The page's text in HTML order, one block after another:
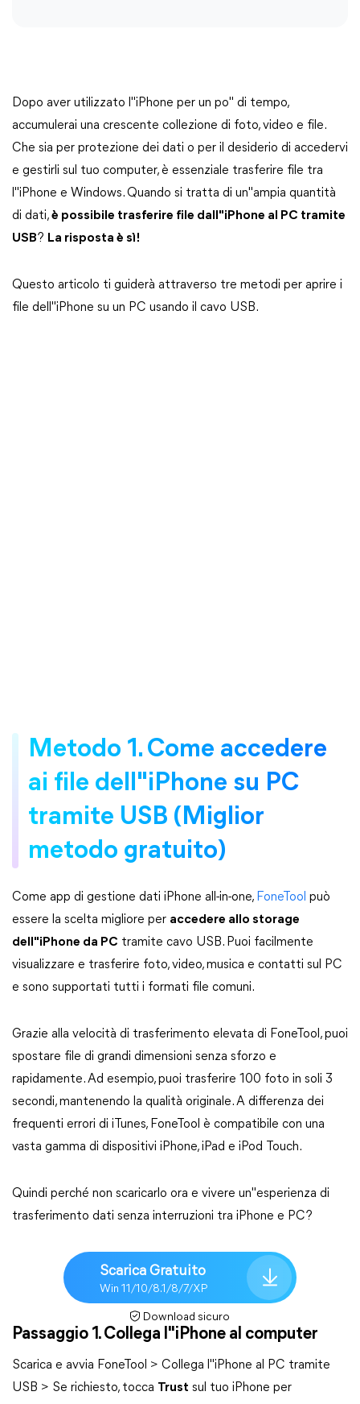
Dopo aver utilizzato l"iPhone per un po" di tempo,
accumulerai una crescente collezione di foto, video e file.
Che sia per protezione dei dati o per il desiderio di accedervi
e gestirli sul tuo computer, è essenziale trasferire file tra
l"iPhone e Windows. Quando si tratta di un"ampia quantità
di dati,è possibile trasferire file dall"iPhone al PC tramite
USB? La risposta è sì!
Questo articolo ti guiderà attraverso tre metodi per aprire i
file dell"iPhone su un PC usando il cavo USB.
Metodo 1. Come accedere
ai file dell"iPhone su PC
tramite USB (Miglior
metodo gratuito)
Come app di gestione dati iPhone all-in-one, FoneTool può
essere la scelta migliore per accedere allo storage
dell"iPhone da PC tramite cavo USB. Puoi facilmente
visualizzare e trasferire foto, video, musica e contatti sul PC
e sono supportati tutti i formati file comuni.
Grazie alla velocità di trasferimento elevata di FoneTool, puoi
spostare file di grandi dimensioni senza sforzo e
rapidamente. Ad esempio, puoi trasferire 100 foto in soli 3
secondi, mantenendo la qualità originale. A differenza dei
frequenti errori di iTunes, FoneTool è compatibile con una
vasta gamma di dispositivi iPhone, iPad e iPod Touch.
Quindi perché non scaricarlo ora e vivere un"esperienza di
trasferimento dati senza interruzioni tra iPhone e PC?
Scarica Gratuito
Win 11/10/8.1/8/7/XP
Download sicuro
Passaggio 1. Collega l"iPhone al computer
Scarica e avvia FoneTool > Collega l"iPhone al PC tramite
USB > Se richiesto, tocca Trust sul tuo iPhone per